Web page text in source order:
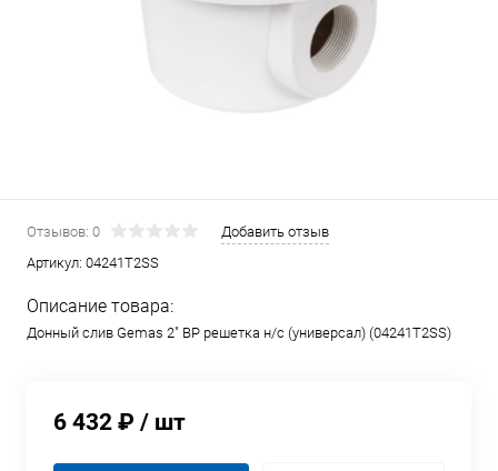
Отзывов: 0
Добавить отзыв
Артикул: 04241T2SS
Описание товара:
Донный слив Gemas 2" ВР решетка н/с (универсал) (04241T2SS)
6 432 ₽ / шт